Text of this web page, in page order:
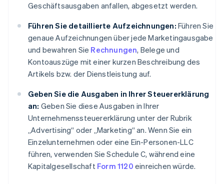
Geschäftsausgaben anfallen, abgesetzt werden.
Führen Sie detaillierte Aufzeichnungen: Führen Sie
genaue Aufzeichnungen über jede Marketingausgabe
und bewahren Sie Rechnungen, Belege und
Kontoauszüge mit einer kurzen Beschreibung des
Artikels bzw. der Dienstleistung auf.
Geben Sie die Ausgaben in Ihrer Steuererklärung
an: Geben Sie diese Ausgaben in Ihrer
Unternehmenssteuererklärung unter der Rubrik
„Advertising“ oder „Marketing“ an. Wenn Sie ein
Einzelunternehmen oder eine Ein-Personen-LLC
führen, verwenden Sie Schedule C, während eine
Kapitalgesellschaft Form 1120 einreichen würde.